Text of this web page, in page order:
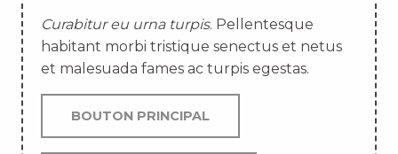
Curabitur eu urna turpis. Pellentesque
habitant morbi tristique senectus et netus
et malesuada fames ac turpis egestas.
BOUTON PRINCIPAL